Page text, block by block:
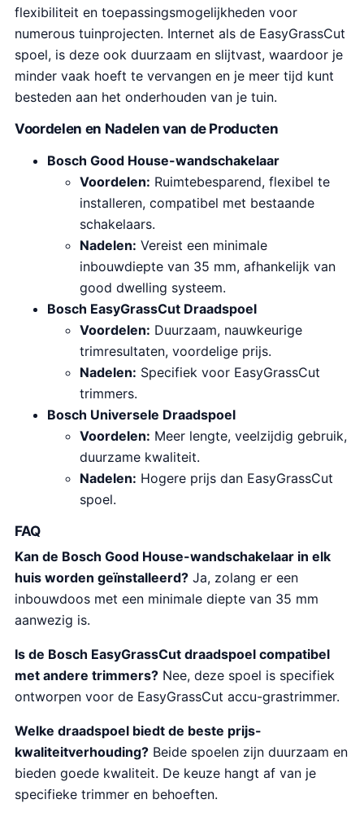
flexibiliteit en toepassingsmogelijkheden voor
numerous tuinprojecten. Internet als de EasyGrassCut
spoel, is deze ook duurzaam en slijtvast, waardoor je
minder vaak hoeft te vervangen en je meer tijd kunt
besteden aan het onderhouden van je tuin.
Voordelen en Nadelen van de Producten
Bosch Good House-wandschakelaar
Voordelen: Ruimtebesparend, flexibel te
installeren, compatibel met bestaande
schakelaars.
Nadelen: Vereist een minimale
inbouwdiepte van 35 mm, afhankelijk van
good dwelling systeem.
Bosch EasyGrassCut Draadspoel
Voordelen: Duurzaam, nauwkeurige
trimresultaten, voordelige prijs.
Nadelen: Specifiek voor EasyGrassCut
trimmers.
Bosch Universele Draadspoel
Voordelen: Meer lengte, veelzijdig gebruik,
duurzame kwaliteit.
Nadelen: Hogere prijs dan EasyGrassCut
spoel.
FAQ
Kan de Bosch Good House-wandschakelaar in elk
huis worden geïnstalleerd? Ja, zolang er een
inbouwdoos met een minimale diepte van 35 mm
aanwezig is.
Is de Bosch EasyGrassCut draadspoel compatibel
met andere trimmers? Nee, deze spoel is specifiek
ontworpen voor de EasyGrassCut accu-grastrimmer.
Welke draadspoel biedt de beste prijs-
kwaliteitverhouding? Beide spoelen zijn duurzaam en
bieden goede kwaliteit. De keuze hangt af van je
specifieke trimmer en behoeften.